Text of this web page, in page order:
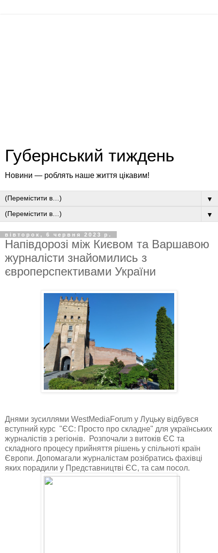
Губернський тиждень
Новини — роблять наше життя цікавим!
▼
▼
вівторок, 6 червня 2023 р.
Напівдорозі між Києвом та Варшавою
журналісти знайомились з
європерспективами України
Днями зусиллями WestMediaForum у Луцьку відбувся
вступний курс "ЄС: Просто про складне" для українських
журналістів з регіонів. Розпочали з витоків ЄС та
складного процесу прийняття рішень у спільноті країн
Європи. Допомагали журналістам розібратись фахівці
яких порадили у Представництві ЄС, та сам посол.